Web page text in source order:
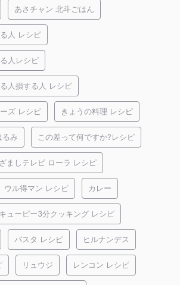
あさチャン 北斗ごはん
人 レシピ
人レシピ
人損する人 レシピ
ズ レシピ きょうの料理 レシピ
るみ この差って何ですか?レシピ
ましテレビ ローラ レシピ
ウル得マン レシピ カレー
キューピー3分クッキング レシピ
パスタ レシピ ヒルナンデス
リュウジ レンコン レシピ